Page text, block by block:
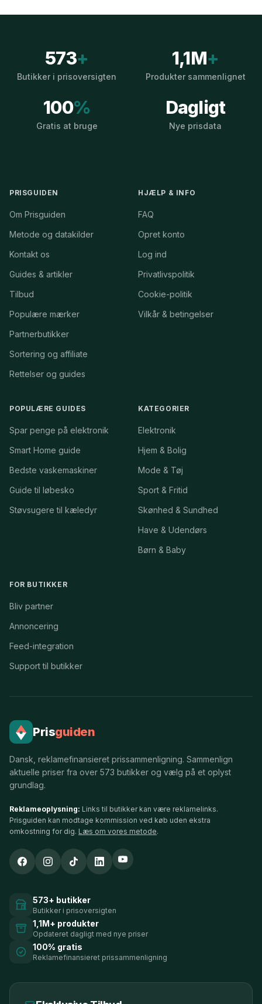
573+
Butikker i prisoversigten
1,1M+
Produkter sammenlignet
100%
Gratis at bruge
Dagligt
Nye prisdata
PRISGUIDEN
Om Prisguiden
Metode og datakilder
Kontakt os
Guides & artikler
Tilbud
Populære mærker
Partnerbutikker
Sortering og affiliate
Rettelser og guides
HJÆLP & INFO
FAQ
Opret konto
Log ind
Privatlivspolitik
Cookie-politik
Vilkår & betingelser
POPULÆRE GUIDES
Spar penge på elektronik
Smart Home guide
Bedste vaskemaskiner
Guide til løbesko
Støvsugere til kæledyr
KATEGORIER
Elektronik
Hjem & Bolig
Mode & Tøj
Sport & Fritid
Skønhed & Sundhed
Have & Udendørs
Børn & Baby
FOR BUTIKKER
Bliv partner
Annoncering
Feed-integration
Support til butikker
Prisguiden
Dansk, reklamefinansieret prissammenligning. Sammenlign
aktuelle priser fra over 573 butikker og vælg på et oplyst
grundlag.
Reklameoplysning: Links til butikker kan være reklamelinks.
Prisguiden kan modtage kommission ved køb uden ekstra
omkostning for dig. Læs om vores metode.
573+ butikker
Butikker i prisoversigten
1,1M+ produkter
Opdateret dagligt med nye priser
100% gratis
Reklamefinansieret prissammenligning